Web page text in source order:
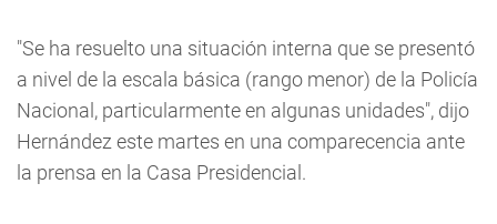
"Se ha resuelto una situación interna que se presentó
a nivel de la escala básica (rango menor) de la Policía
Nacional, particularmente en algunas unidades", dijo
Hernández este martes en una comparecencia ante
la prensa en la Casa Presidencial.